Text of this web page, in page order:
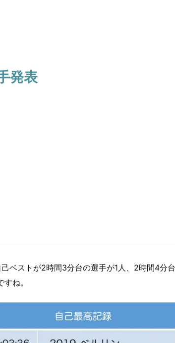
発表
ベストが2時間3分台の選手が1人、2時間4分台
ね。